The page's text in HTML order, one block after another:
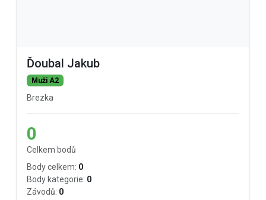
Ďoubal Jakub
Muži A2
Brezka
0
Celkem bodů
Body celkem: 0
Body kategorie: 0
Závodů: 0